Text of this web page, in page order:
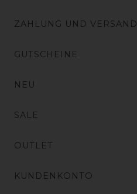
ZAHLUNG UND VERSAND
GUTSCHEINE
NEU
SALE
OUTLET
KUNDENKONTO